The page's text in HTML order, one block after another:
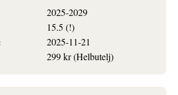
2025-2029
15.5 (!)
2025-11-21
299 kr (Helbutelj)